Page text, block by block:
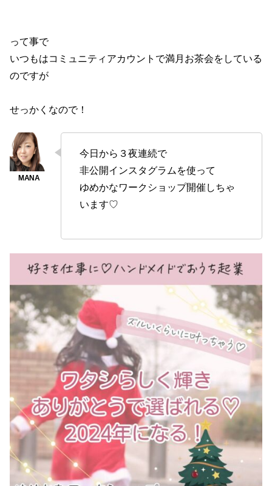
って事で
いつもはコミュニティアカウントで満月お茶会をしている
のですが
せっかくなので！
今日から３夜連続で
非公開インスタグラムを使って
ゆめかなワークショップ開催しちゃ
います♡